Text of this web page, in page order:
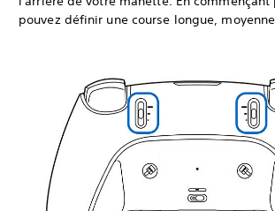
pouvez définir une course longue,